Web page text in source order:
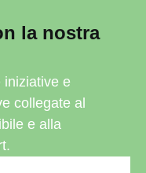
la nostra
iniziative e
collegate al
e alla